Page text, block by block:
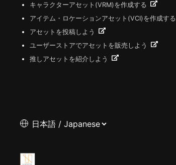
キャラクターアセット(VRM)を作成する
アイテム・ロケーションアセット(VCI)を作成する
アセットを投稿しよう
ユーザーストアでアセットを販売しよう
推しアセットを紹介しよう